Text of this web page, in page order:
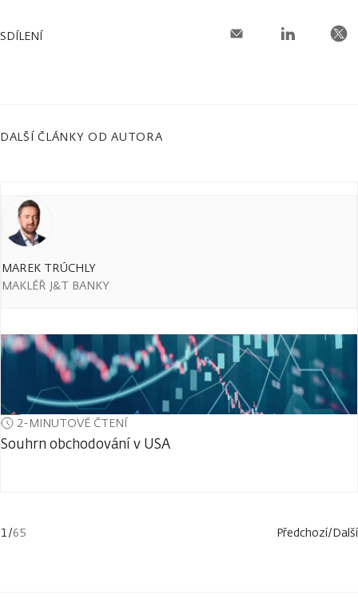
SDÍLENÍ
DALŠÍ ČLÁNKY OD AUTORA
MAREK TRÚCHLY
MAKLÉŘ J&T BANKY
2-MINUTOVÉ ČTENÍ
Souhrn obchodování v USA
1/65 Předchozí/Další